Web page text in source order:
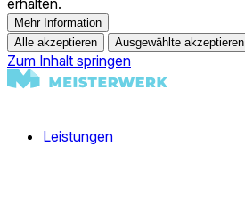
erhalten.
Mehr Information
Alle akzeptieren
Ausgewählte akzeptieren
Zum Inhalt springen
Leistungen